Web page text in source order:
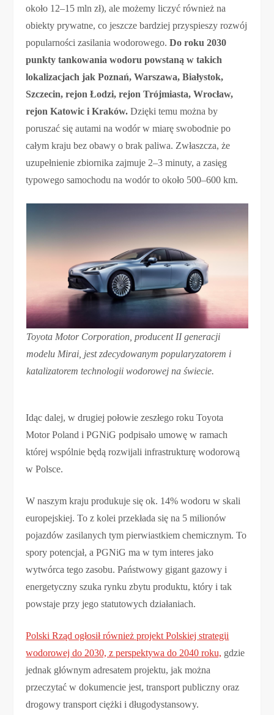
około 12–15 mln zł), ale możemy liczyć również na
obiekty prywatne, co jeszcze bardziej przyspieszy rozwój
popularności zasilania wodorowego.Do roku 2030
punkty tankowania wodoru powstaną w takich
lokalizacjach jak Poznań, Warszawa, Białystok,
Szczecin, rejon Łodzi, rejon Trójmiasta, Wrocław,
rejon Katowic i Kraków. Dzięki temu można by
poruszać się autami na wodór w miarę swobodnie po
całym kraju bez obawy o brak paliwa. Zwłaszcza, że
uzupełnienie zbiornika zajmuje 2–3 minuty, a zasięg
typowego samochodu na wodór to około 500–600 km.
Toyota Motor Corporation, producent II generacji
modelu Mirai, jest zdecydowanym popularyzatorem i
katalizatorem technologii wodorowej na świecie.
Idąc dalej, w drugiej połowie zeszłego roku Toyota
Motor Poland i PGNiG podpisało umowę w ramach
której wspólnie będą rozwijali infrastrukturę wodorową
w Polsce.
W naszym kraju produkuje się ok. 14% wodoru w skali
europejskiej. To z kolei przekłada się na 5 milionów
pojazdów zasilanych tym pierwiastkiem chemicznym. To
spory potencjał, a PGNiG ma w tym interes jako
wytwórca tego zasobu. Państwowy gigant gazowy i
energetyczny szuka rynku zbytu produktu, który i tak
powstaje przy jego statutowych działaniach.
Polski Rząd ogłosił również projekt Polskiej strategii
wodorowej do 2030, z perspektywa do 2040 roku, gdzie
jednak głównym adresatem projektu, jak można
przeczytać w dokumencie jest, transport publiczny oraz
drogowy transport ciężki i długodystansowy.